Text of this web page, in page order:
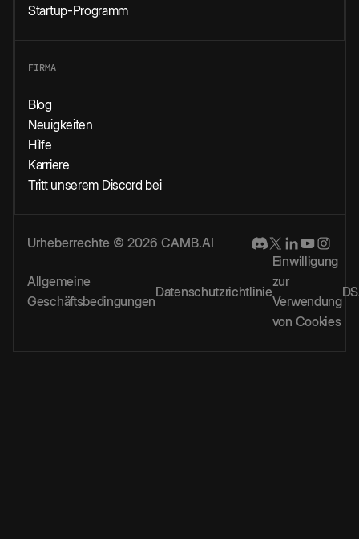
Startup-Programm
FIRMA
Blog
Neuigkeiten
Hilfe
Karriere
Tritt unserem Discord bei
Urheberrechte © 2026 CAMB.AI
Allgemeine
Geschäftsbedingungen
Datenschutzrichtlinie
Einwilligung
zur
Verwendung
von Cookies